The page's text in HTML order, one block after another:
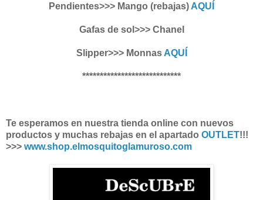
Pendientes>>> Mango (rebajas)AQUÍ
Gafas de sol>>> Chanel
Slipper>>> MonnasAQUÍ
****************************
Te esperamos en nuestra tienda online con nuevos
productos y muchas rebajas en el apartado OUTLET!!!
>>> www.shop.elmosquitoglamuroso.com